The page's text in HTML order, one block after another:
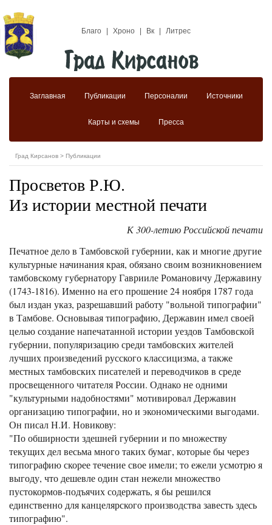
Благо Хроно Вк Литрес
Заглавная Публикации Персоналии Источники
Карты и схемы Пресса
Град Кирсанов > Публикации
Просветов Р.Ю.
Из истории местной печати
К 300-летию Российской печати
Печатное дело в Тамбовской губернии, как и многие другие
культурные начинания края, обязано своим возникновением
тамбовскому губернатору Гаврииле Романовичу Державину
(1743-1816). Именно на его прошение 24 ноября 1787 года
был издан указ, разрешавший работу "вольной типографии"
в Тамбове. Основывая типографию, Державин имел своей
целью создание напечатанной истории уездов Тамбовской
губернии, популяризацию среди тамбовских жителей
лучших произведений русского классицизма, а также
местных тамбовских писателей и переводчиков в среде
просвещенного читателя России. Однако не одними
"культурными надобностями" мотивировал Державин
организацию типографии, но и экономическими выгодами.
Он писал Н.И. Новикову:
"По обширности здешней губернии и по множеству
текущих дел весьма много таких бумаг, которые бы через
типографию скорее течение свое имели; то ежели усмотрю я
выгоду, что дешевле один стан нежели множество
пустокормов-подъячих содержать, я бы решился
единственно для канцелярского производства завесть здесь
типографию".